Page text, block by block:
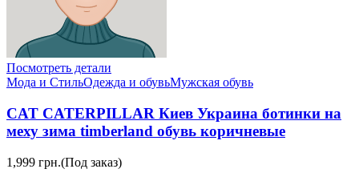
Посмотреть детали
Мода и СтильОдежда и обувьМужская обувь
CAT CATERPILLAR Киев Украина ботинки на
меху зима timberland обувь коричневые
1,999 грн.(Под заказ)